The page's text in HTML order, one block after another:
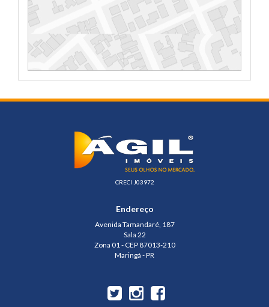
CRECI J03972
Endereço
Avenida Tamandaré, 187
Sala 22
Zona 01 - CEP 87013-210
Maringá - PR